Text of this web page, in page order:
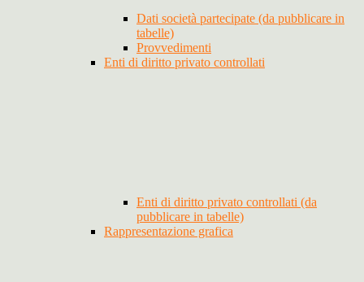
Dati società partecipate (da pubblicare in
tabelle)
Provvedimenti
Enti di diritto privato controllati
Enti di diritto privato controllati (da
pubblicare in tabelle)
Rappresentazione grafica